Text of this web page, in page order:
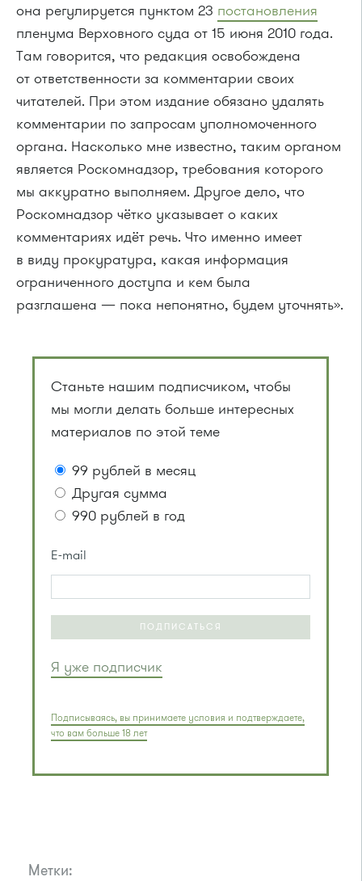
она регулируется пунктом 23 постановления
пленума Верховного суда от 15 июня 2010 года.
Там говорится, что редакция освобождена
от ответственности за комментарии своих
читателей. При этом издание обязано удалять
комментарии по запросам уполномоченного
органа. Насколько мне известно, таким органом
является Роскомнадзор, требования которого
мы аккуратно выполняем. Другое дело, что
Роскомнадзор чётко указывает о каких
комментариях идёт речь. Что именно имеет
в виду прокуратура, какая информация
ограниченного доступа и кем была
разглашена — пока непонятно, будем уточнять».
Станьте нашим подписчиком, чтобы
мы могли делать больше интересных
материалов по этой теме
99 рублей в месяц
Другая сумма
990 рублей в год
E-mail
ПОДПИСАТЬСЯ
Я уже подписчик
Подписываясь, вы принимаете условия и подтверждаете,
что вам больше 18 лет
Метки: